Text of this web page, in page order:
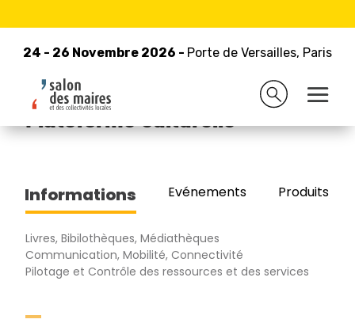
24 - 26 Novembre 2026 - Porte de Versailles, Paris
24 - 26 Novembre 2026 - Porte de Versailles, Paris
Retour à la liste des exposants
C3RB informatique -
Plateforme culturelle
Informations Evénements Produits/
Livres, Bibilothèques, Médiathèques
Communication, Mobilité, Connectivité
Pilotage et Contrôle des ressources et des services